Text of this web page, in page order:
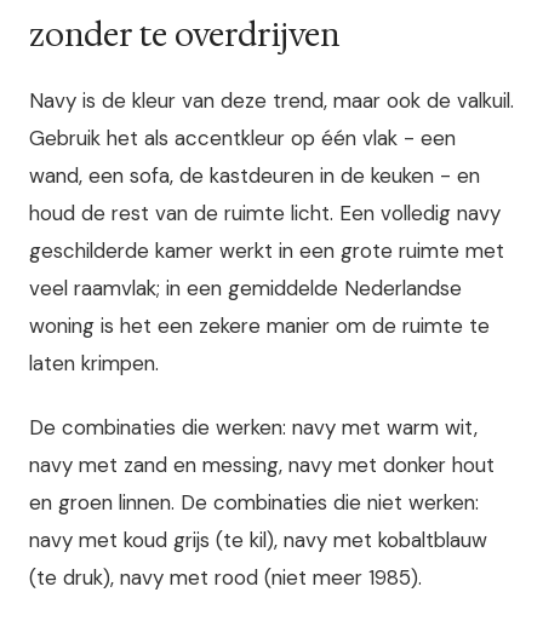
zonder te overdrijven
Navy is de kleur van deze trend, maar ook de valkuil.
Gebruik het als accentkleur op één vlak - een
wand, een sofa, de kastdeuren in de keuken - en
houd de rest van de ruimte licht. Een volledig navy
geschilderde kamer werkt in een grote ruimte met
veel raamvlak; in een gemiddelde Nederlandse
woning is het een zekere manier om de ruimte te
laten krimpen.
De combinaties die werken: navy met warm wit,
navy met zand en messing, navy met donker hout
en groen linnen. De combinaties die niet werken:
navy met koud grijs (te kil), navy met kobaltblauw
(te druk), navy met rood (niet meer 1985).